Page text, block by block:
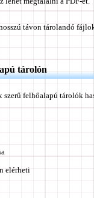
távon tárolandó
tárolón
felhőalapú tárolók
elérheti